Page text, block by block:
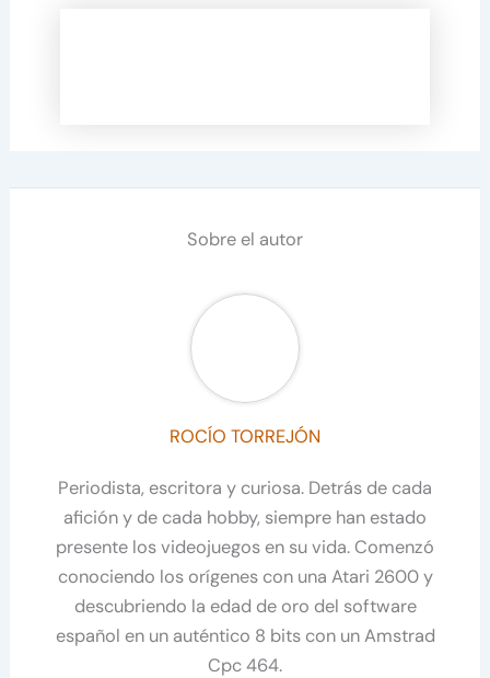
Sobre el autor
ROCÍO TORREJÓN
Periodista, escritora y curiosa. Detrás de cada
afición y de cada hobby, siempre han estado
presente los videojuegos en su vida. Comenzó
conociendo los orígenes con una Atari 2600 y
descubriendo la edad de oro del software
español en un auténtico 8 bits con un Amstrad
Cpc 464.